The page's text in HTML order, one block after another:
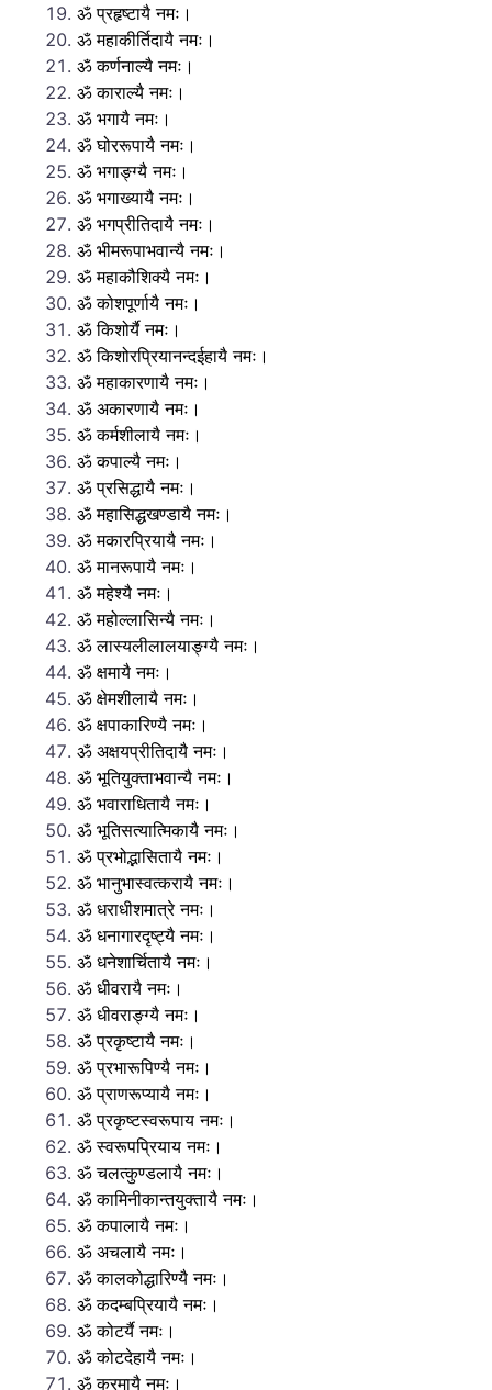
ॐ प्रहृष्टायै नमः।
ॐ महाकीर्तिदायै नमः।
ॐ कर्णनाल्यै नमः।
ॐ काराल्यै नमः।
ॐ भगायै नमः।
ॐ घोररूपायै नमः।
ॐ भगाङ्ग्यै नमः।
ॐ भगाख्यायै नमः।
ॐ भगप्रीतिदायै नमः।
ॐ भीमरूपाभवान्यै नमः।
ॐ महाकौशिक्यै नमः।
ॐ कोशपूर्णायै नमः।
ॐ किशोर्यै नमः।
ॐ किशोरप्रियानन्दईहायै नमः।
ॐ महाकारणायै नमः।
ॐ अकारणायै नमः।
ॐ कर्मशीलायै नमः।
ॐ कपाल्यै नमः।
ॐ प्रसिद्धायै नमः।
ॐ महासिद्धखण्डायै नमः।
ॐ मकारप्रियायै नमः।
ॐ मानरूपायै नमः।
ॐ महेश्यै नमः।
ॐ महोल्लासिन्यै नमः।
ॐ लास्यलीलालयाङ्ग्यै नमः।
ॐ क्षमायै नमः।
ॐ क्षेमशीलायै नमः।
ॐ क्षपाकारिण्यै नमः।
ॐ अक्षयप्रीतिदायै नमः।
ॐ भूतियुक्ताभवान्यै नमः।
ॐ भवाराधितायै नमः।
ॐ भूतिसत्यात्मिकायै नमः।
ॐ प्रभोद्भासितायै नमः।
ॐ भानुभास्वत्करायै नमः।
ॐ धराधीशमात्रे नमः।
ॐ धनागारदृष्ट्यै नमः।
ॐ धनेशार्चितायै नमः।
ॐ धीवरायै नमः।
ॐ धीवराङ्ग्यै नमः।
ॐ प्रकृष्टायै नमः।
ॐ प्रभारूपिण्यै नमः।
ॐ प्राणरूप्यायै नमः।
ॐ प्रकृष्टस्वरूपाय नमः।
ॐ स्वरूपप्रियाय नमः।
ॐ चलत्कुण्डलायै नमः।
ॐ कामिनीकान्तयुक्तायै नमः।
ॐ कपालायै नमः।
ॐ अचलायै नमः।
ॐ कालकोद्धारिण्यै नमः।
ॐ कदम्बप्रियायै नमः।
ॐ कोटर्यै नमः।
ॐ कोटदेहायै नमः।
ॐ क्रमायै नमः।